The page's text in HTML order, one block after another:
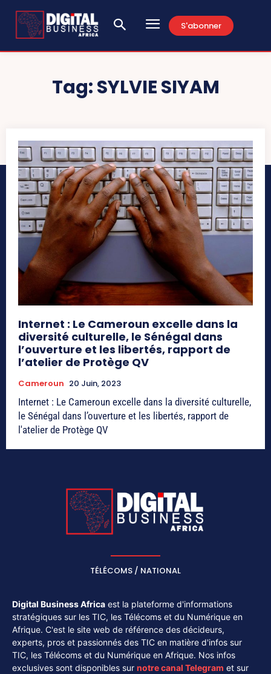
S'abonner
Tag:SYLVIE SIYAM
Internet : Le Cameroun excelle dans la
diversité culturelle, le Sénégal dans
l’ouverture et les libertés, rapport de
l’atelier de Protège QV
Cameroun 20 Juin, 2023
Internet : Le Cameroun excelle dans la diversité culturelle,
le Sénégal dans l’ouverture et les libertés, rapport de
l'atelier de Protège QV
TÉLÉCOMS / NATIONAL
Digital Business Africa est la plateforme d'informations
stratégiques sur les TIC, les Télécoms et du Numérique en
Afrique. C'est le site web de référence des décideurs,
experts, pros et passionnés des TIC en matière d'infos sur
TIC, les Télécoms et du Numérique en Afrique. Nos infos
exclusives sont disponibles sur notre canal Telegram et sur